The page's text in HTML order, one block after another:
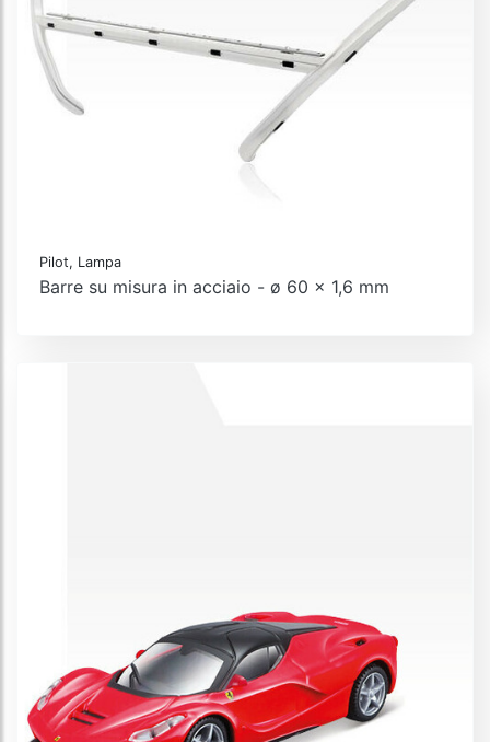
Pilot, Lampa
Barre su misura in acciaio - ø 60 x 1,6 mm